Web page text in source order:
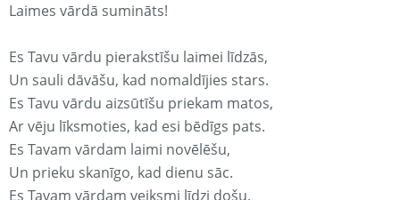
Laimes vārdā sumināts!
Es Tavu vārdu pierakstīšu laimei līdzās,
Un sauli dāvāšu, kad nomaldījies stars.
Es Tavu vārdu aizsūtīšu priekam matos,
Ar vēju līksmoties, kad esi bēdīgs pats.
Es Tavam vārdam laimi novēlēšu,
Un prieku skanīgo, kad dienu sāc.
Es Tavam vārdam veiksmi līdzi došu,